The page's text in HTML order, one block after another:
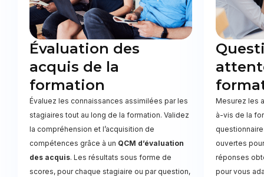
Évaluation des
acquis de la
formation
Évaluez les connaissances assimilées par les
stagiaires tout au long de la formation. Validez
la compréhension et l’acquisition de
compétences grâce à un QCM d’évaluation
des acquis. Les résultats sous forme de
scores, pour chaque stagiaire ou par question,
Mesurez les
à-vis de la
ouvertes
réponses
pour vous